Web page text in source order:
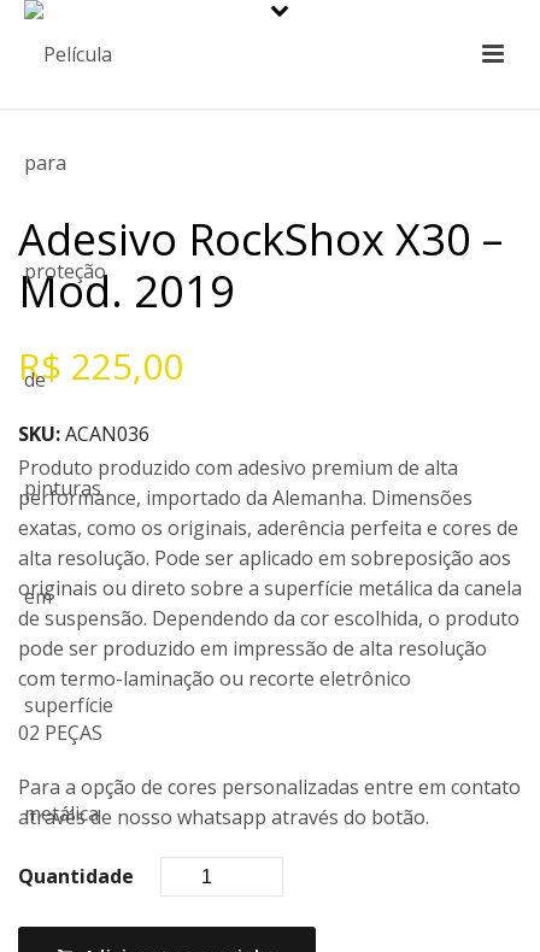
Adesivo RockShox X30 –
Mod. 2019
R$ 225,00
SKU:ACAN036
Produto produzido com adesivo premium de alta
performance, importado da Alemanha. Dimensões
exatas, como os originais, aderência perfeita e cores de
alta resolução. Pode ser aplicado em sobreposição aos
originais ou direto sobre a superfície metálica da canela
de suspensão. Dependendo da cor escolhida, o produto
pode ser produzido em impressão de alta resolução
com termo-laminação ou recorte eletrônico
02 PEÇAS
Para a opção de cores personalizadas entre em contato
através de nosso whatsapp através do botão.
Quantidade